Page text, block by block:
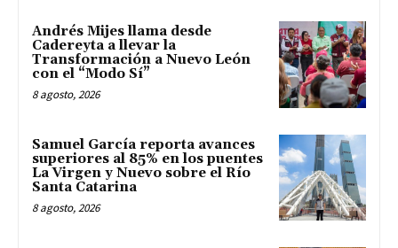
Andrés Mijes llama desde
Cadereyta a llevar la
Transformación a Nuevo León
con el “Modo Sí”
8 agosto, 2026
Samuel García reporta avances
superiores al 85% en los puentes
La Virgen y Nuevo sobre el Río
Santa Catarina
8 agosto, 2026